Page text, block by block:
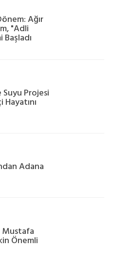
Ağır
"Adli
Projesi
Adana
Mustafa
Önemli